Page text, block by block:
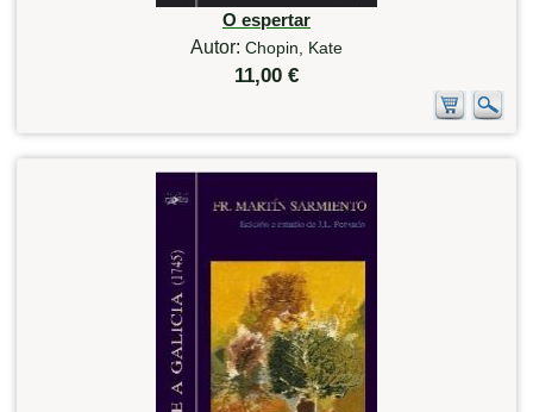
O espertar
Autor: Chopin, Kate
11,00 €